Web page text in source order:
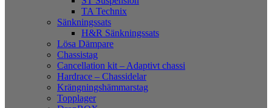
TA Technix
Sänkningssats
H&R Sänkningssats
Lösa Dämpare
Chassistag
Cancellation kit – Adaptivt chassi
Hardrace – Chassidelar
Krängningshämmarstag
Topplager